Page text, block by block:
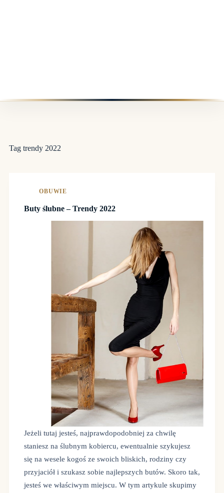
Tag trendy 2022
OBUWIE
Buty ślubne – Trendy 2022
Jeżeli tutaj jesteś, najprawdopodobniej za chwilę
staniesz na ślubnym kobiercu, ewentualnie szykujesz
się na wesele kogoś ze swoich bliskich, rodziny czy
przyjaciół i szukasz sobie najlepszych butów. Skoro tak,
jesteś we właściwym miejscu. W tym artykule skupimy